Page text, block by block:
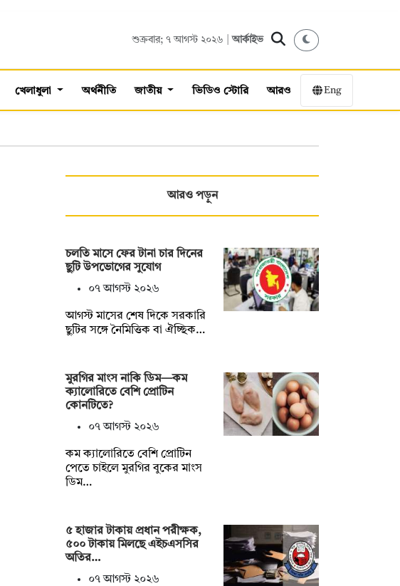
শুক্রবার; ৭ আগস্ট ২০২৬ |আর্কাইভ
খেলাধুলা অর্থনীতি জাতীয় ভিডিও স্টোরি আরও Eng
আরও পড়ুন
চলতি মাসে ফের টানা চার দিনের
ছুটি উপভোগের সুযোগ
০৭ আগস্ট ২০২৬
আগস্ট মাসের শেষ দিকে সরকারি
ছুটির সঙ্গে নৈমিত্তিক বা ঐচ্ছিক…
মুরগির মাংস নাকি ডিম—কম
ক্যালোরিতে বেশি প্রোটিন
কোনটিতে?
০৭ আগস্ট ২০২৬
কম ক্যালোরিতে বেশি প্রোটিন
পেতে চাইলে মুরগির বুকের মাংস
ডিম…
৫ হাজার টাকায় প্রধান পরীক্ষক,
৫০০ টাকায় মিলছে এইচএসসির
অতির…
০৭ আগস্ট ২০২৬